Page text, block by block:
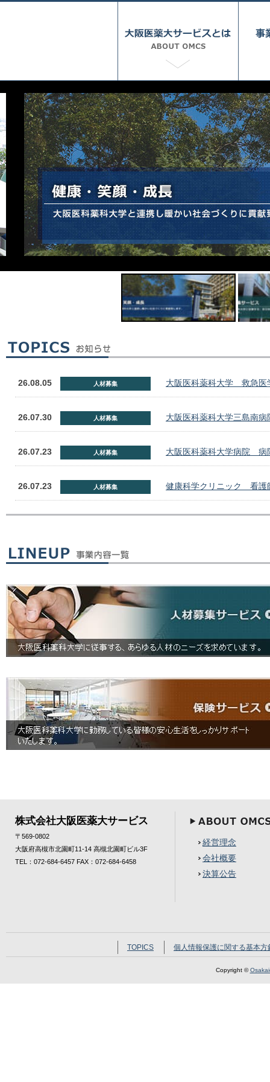
経営理念
会社概要
決算公告 人材
保険
学内
その
26.08.05 人材募集 大阪医科薬科大学 救急医
26.07.30 人材募集 大阪医科薬科大学三島南
26.07.23 人材募集 大阪医科薬科大学病院 病
26.07.23 人材募集 健康科学クリニック 看護
26.07.22 人材募集
26.06.25 人材募集 大阪医科薬科大学三島南
26.06.19 ファミリーマート大阪医
23.12.27 お知らせ 長谷工 新春リフォーム相
15.07.28
株式会社大阪医薬大サービス
〒569-0802
大阪府高槻市北園町11-14 高槻北園町ビル3F
TEL：072-684-6457 FAX：072-684-6458
経営理念
会社概要
決算公告
TOPICS 個人情報保護に関する基本方
Copyright ©